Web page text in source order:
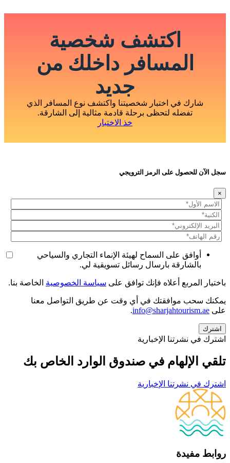
اكتشف شخصية
المسافر داخلك من
جديد
شارك في اختبار شخصيتنا واكتشف نوع المسافر الذي
تفضله لتحظى برحلة قادمة مثالية إلى الشارقة.
خذ الاختبار
سجل الآن للحصول على الرمز الترويجي
×
أوافق على السماح لهيئة الإنماء التجاري والسياحي
بالشارقة بارسال رسائل تسويقية لي.
باختيار المربع أعلاه فإنك توافق على سياسة الخصوصية الخاصة بنا.
يمكنك سحب موافقتك في أي وقت عن طريق التواصل معنا
على info@sharjahtourism.ae
.
اشترك في نشرتنا الإخبارية
تلقي الإلهام في صندوق الوارد الخاص بك
اشترك في نشرتنا الإخبارية
روابط مفيدة